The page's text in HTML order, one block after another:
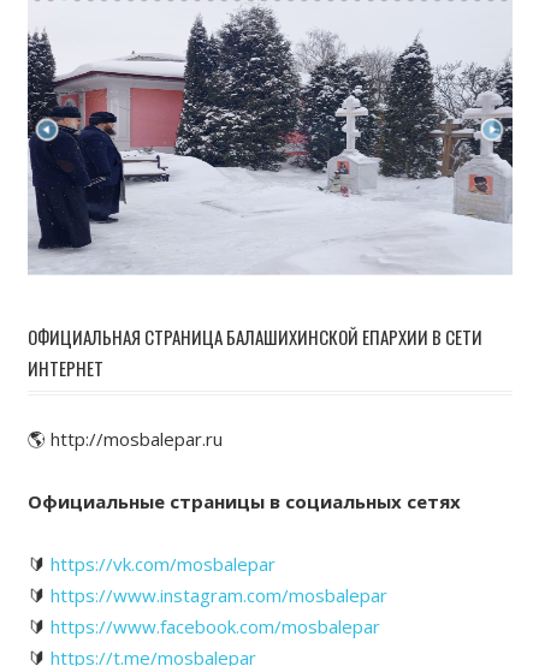
ОФИЦИАЛЬНАЯ СТРАНИЦА БАЛАШИХИНСКОЙ ЕПАРХИИ В СЕТИ
ИНТЕРНЕТ
🌎 http://mosbalepar.ru
Официальные страницы в социальных сетях
🔰 https://vk.com/mosbalepar
🔰 https://www.instagram.com/mosbalepar
🔰 https://www.facebook.com/mosbalepar
🔰 https://t.me/mosbalepar